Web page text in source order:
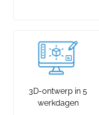
3D-ontwerp in 5
werkdagen